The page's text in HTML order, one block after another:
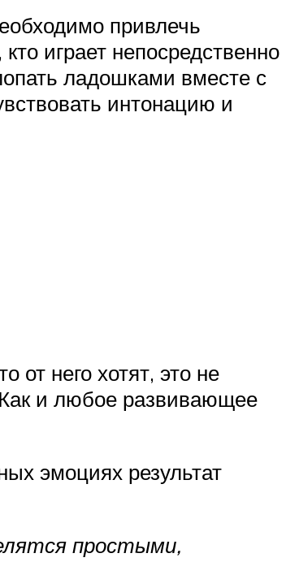
привлечь
играет непосредственно
ладошками вместе с
интонацию и
от него хотят, это не
Как и любое развивающее
эмоциях результат
простыми,